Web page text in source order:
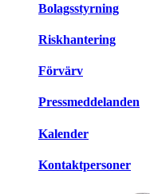
Bolagsstyrning
Riskhantering
Förvärv
Pressmeddelanden
Kalender
Kontaktpersoner